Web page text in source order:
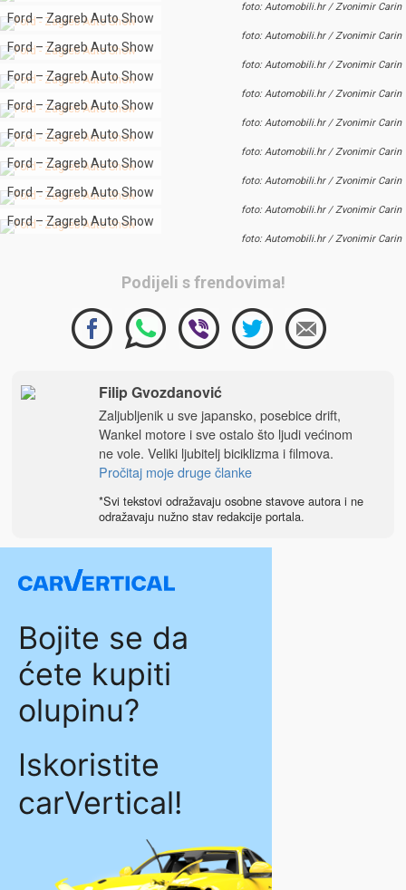
foto: Automobili.hr / Zvonimir Carin
Ford – Zagreb Auto Show
foto: Automobili.hr / Zvonimir Carin
Ford – Zagreb Auto Show
foto: Automobili.hr / Zvonimir Carin
Ford – Zagreb Auto Show
foto: Automobili.hr / Zvonimir Carin
Ford – Zagreb Auto Show
foto: Automobili.hr / Zvonimir Carin
Ford – Zagreb Auto Show
foto: Automobili.hr / Zvonimir Carin
Ford – Zagreb Auto Show
foto: Automobili.hr / Zvonimir Carin
Ford – Zagreb Auto Show
foto: Automobili.hr / Zvonimir Carin
Ford – Zagreb Auto Show
foto: Automobili.hr / Zvonimir Carin
Podijeli s frendovima!
Filip Gvozdanović
Zaljubljenik u sve japansko, posebice drift,
Wankel motore i sve ostalo što ljudi većinom
ne vole. Veliki ljubitelj biciklizma i filmova.
Pročitaj moje druge članke
*Svi tekstovi odražavaju osobne stavove autora i ne
odražavaju nužno stav redakcije portala.